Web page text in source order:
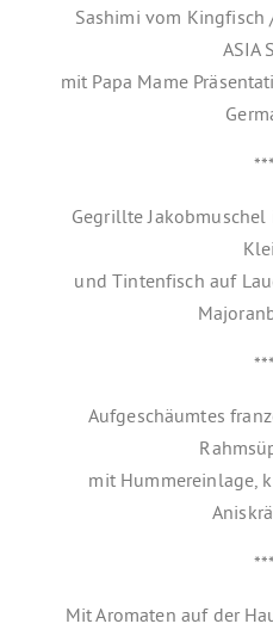
Sashimi vom Kingfisch
ASIA
mit Papa Mame
***
Gegrillte
und Tintenfisch auf
***
Aufgeschäumtes
mit Hummereinlage,
***
Mit Aromaten auf der